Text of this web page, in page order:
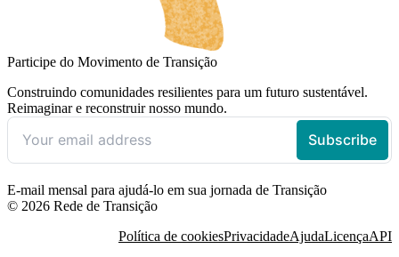
Participe do Movimento de Transição
Construindo comunidades resilientes para um futuro sustentável.
Reimaginar e reconstruir nosso mundo.
E-mail mensal para ajudá-lo em sua jornada de Transição
© 2026 Rede de Transição
Política de cookiesPrivacidadeAjudaLicençaAPI